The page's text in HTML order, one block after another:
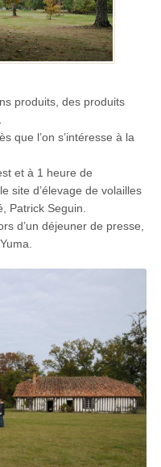
produits, des produits
que l’on s’intéresse à la
et à 1 heure de
site d’élevage de volailles
Patrick Seguin.
d’un déjeuner de presse,